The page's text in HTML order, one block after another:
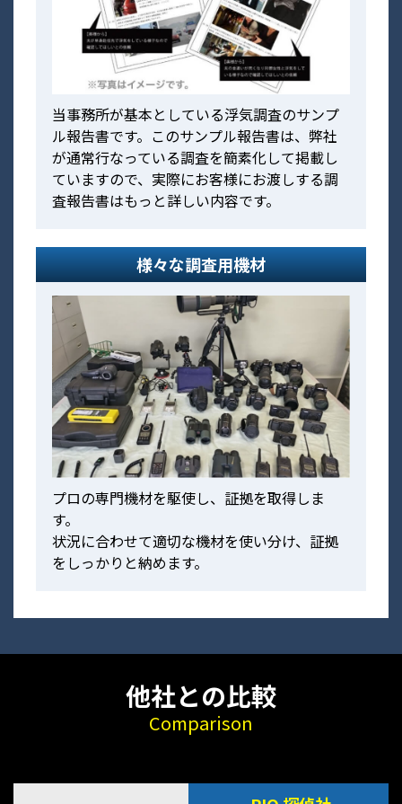
当事務所が基本としている浮気調査のサンプ
ル報告書です。このサンプル報告書は、弊社
が通常行なっている調査を簡素化して掲載し
ていますので、実際にお客様にお渡しする調
査報告書はもっと詳しい内容です。
様々な調査用機材
プロの専門機材を駆使し、証拠を取得しま
す。
状況に合わせて適切な機材を使い分け、証拠
をしっかりと納めます。
他社との比較
Comparison